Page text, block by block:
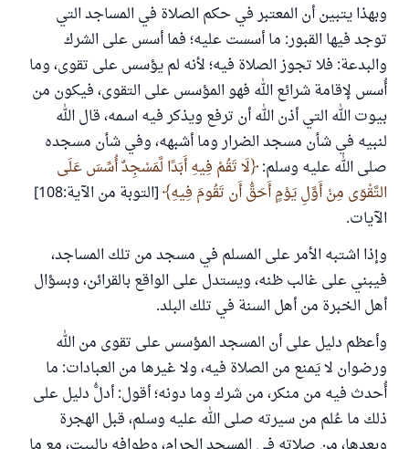
وبهذا يتبين أن المعتبر في حكم الصلاة في المساجد التي
توجد فيها القبور: ما أسست عليه؛ فما أسس على الشرك
والبدعة: فلا تجوز الصلاة فيه؛ لأنه لم يؤسس على تقوى، وما
أُسس لإقامة شرائع الله فهو المؤسس على التقوى، فيكون من
بيوت الله التي أذن الله أن ترفع ويذكر فيه اسمه، قال الله
لنبيه في شأن مسجد الضرار وما أشبهه، وفي شأن مسجده
صلى الله عليه وسلم: لَا تَقُمْ فِيهِ أَبَدًا لَّمَسْجِدٌ أُسِّسَ عَلَى
التَّقْوَى مِنْ أَوَّلِ يَوْمٍ أَحَقُّ أَن تَقُومَ فِيهِ
[التوبة من الآية:108]
الآيات.
وإذا اشتبه الأمر على المسلم في مسجد من تلك المساجد،
فيبني على غالب ظنه، ويستدل على الواقع بالقرائن، وبسؤال
أهل الخبرة من أهل السنة في تلك البلد.
وأعظم دليل على أن المسجد المؤسس على تقوى من الله
ورضوان لا يَمنع من الصلاة فيه، ولا غيرها من العبادات: ما
أُحدث فيه من منكر، من شرك وما دونه؛ أقول: أدلُّ دليل على
ذلك ما عُلم من سيرته صلى الله عليه وسلم، قبل الهجرة